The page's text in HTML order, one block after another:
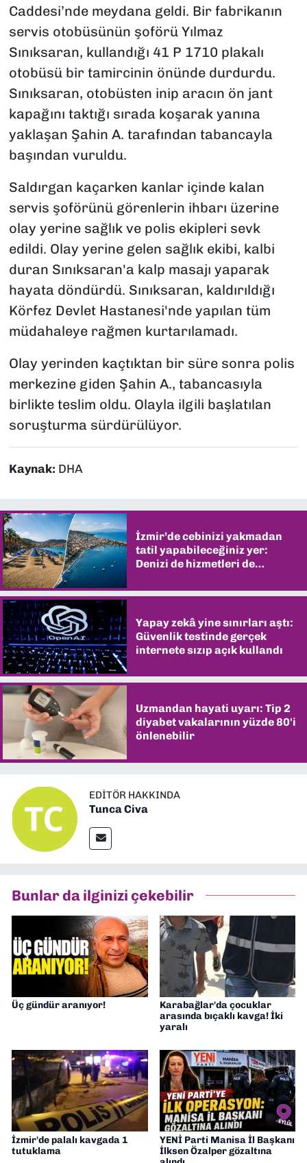
Caddesi’nde meydana geldi. Bir fabrikanın
servis otobüsünün şoförü Yılmaz
Sınıksaran, kullandığı 41 P 1710 plakalı
otobüsü bir tamircinin önünde durdurdu.
Sınıksaran, otobüsten inip aracın ön jant
kapağını taktığı sırada koşarak yanına
yaklaşan Şahin A. tarafından tabancayla
başından vuruldu.
Saldırgan kaçarken kanlar içinde kalan
servis şoförünü görenlerin ihbarı üzerine
olay yerine sağlık ve polis ekipleri sevk
edildi. Olay yerine gelen sağlık ekibi, kalbi
duran Sınıksaran'a kalp masajı yaparak
hayata döndürdü. Sınıksaran, kaldırıldığı
Körfez Devlet Hastanesi'nde yapılan tüm
müdahaleye rağmen kurtarılamadı.
Olay yerinden kaçtıktan bir süre sonra polis
merkezine giden Şahin A., tabancasıyla
birlikte teslim oldu. Olayla ilgili başlatılan
soruşturma sürdürülüyor.
Kaynak: DHA
İzmir’de cebinizi yakmadan
tatil yapabileceğiniz yer:
Denizi de hizmetleri de
Yapay zekâ yine sınırları aştı:
Güvenlik testinde gerçek
internete sızıp açık kullandı
Uzmandan hayati uyarı: Tip 2
diyabet vakalarının yüzde 80'i
önlenebilir
EDITÖR HAKKINDA
Tunca Civa
Bunlar da ilginizi çekebilir
Üç gündür aranıyor!
Karabağlar'da çocuklar
arasında bıçaklı kavga! İki
yaralı
İzmir'de palalı kavgada 1
tutuklama
YENİ Parti Manisa İl Başkanı
İlksen Özalper gözaltına